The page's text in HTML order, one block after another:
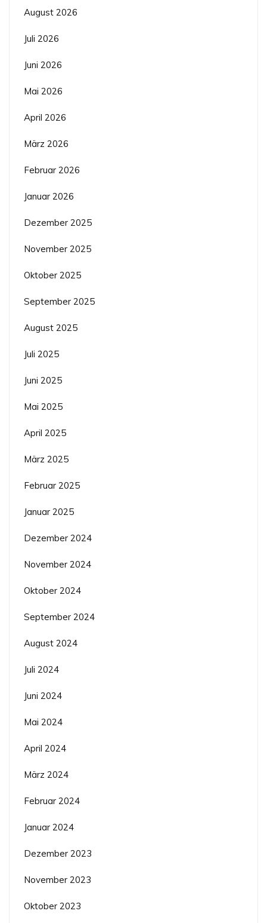
August 2026
Juli 2026
Juni 2026
Mai 2026
April 2026
März 2026
Februar 2026
Januar 2026
Dezember 2025
November 2025
Oktober 2025
September 2025
August 2025
Juli 2025
Juni 2025
Mai 2025
April 2025
März 2025
Februar 2025
Januar 2025
Dezember 2024
November 2024
Oktober 2024
September 2024
August 2024
Juli 2024
Juni 2024
Mai 2024
April 2024
März 2024
Februar 2024
Januar 2024
Dezember 2023
November 2023
Oktober 2023